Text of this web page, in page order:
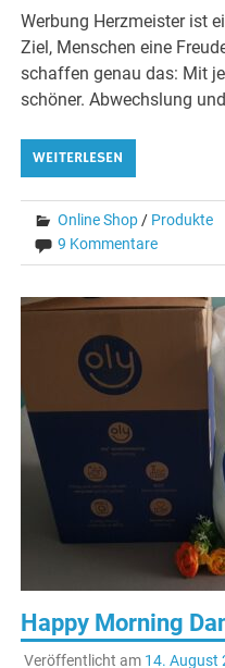
Werbung Herzmeister ist
Ziel, Menschen eine
schaffen genau das: Mit
schöner. Abwechslung
WEITERLESEN
Online Shop / Produkte
9 Kommentare
Happy Morning
Veröffentlicht am 14. August